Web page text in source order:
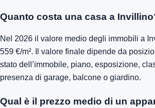
Quanto costa una casa a
Nel 2026 il valore medio degli immobili a
559 €/m². Il valore finale dipende da
stato dell’immobile, piano, esposizione,
presenza di garage, balcone o giardino.
Qual è il prezzo medio di un